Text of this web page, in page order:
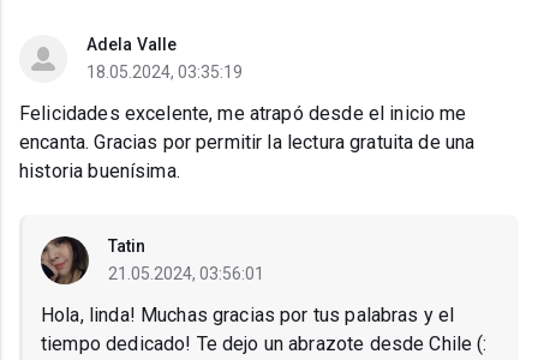
Adela Valle
18.05.2024, 03:35:19
Felicidades excelente, me atrapó desde el inicio me
encanta. Gracias por permitir la lectura gratuita de una
historia buenísima.
Tatin
21.05.2024, 03:56:01
Hola, linda! Muchas gracias por tus palabras y el
tiempo dedicado! Te dejo un abrazote desde Chile (: